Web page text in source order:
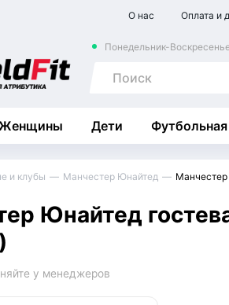
О нас Оплата и
Понедельник-
Дети
и клубы Манчестер Юнайтед
Юнайтед